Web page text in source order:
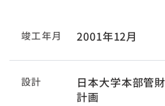
竣工年月 2001年12月
設計
日本大学本部管
計画